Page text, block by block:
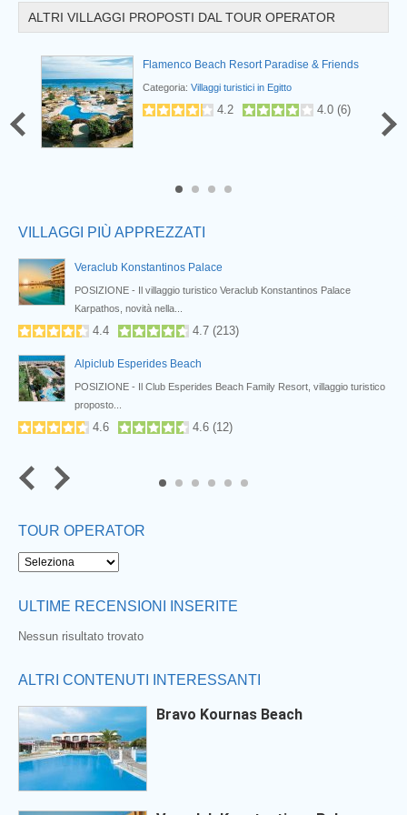
ALTRI VILLAGGI PROPOSTI DAL TOUR OPERATOR
Flamenco Beach Resort Paradise & Friends
Categoria: Villaggi turistici in Egitto
4.2 4.0 (6)
VILLAGGI PIÙ APPREZZATI
Veraclub Konstantinos Palace
POSIZIONE - Il villaggio turistico Veraclub Konstantinos Palace
Karpathos, novità nella...
4.4 4.7 (213)
Alpiclub Esperides Beach
POSIZIONE - Il Club Esperides Beach Family Resort, villaggio turistico
proposto...
4.6 4.6 (12)
TOUR OPERATOR
ULTIME RECENSIONI INSERITE
Nessun risultato trovato
ALTRI CONTENUTI INTERESSANTI
Bravo Kournas Beach